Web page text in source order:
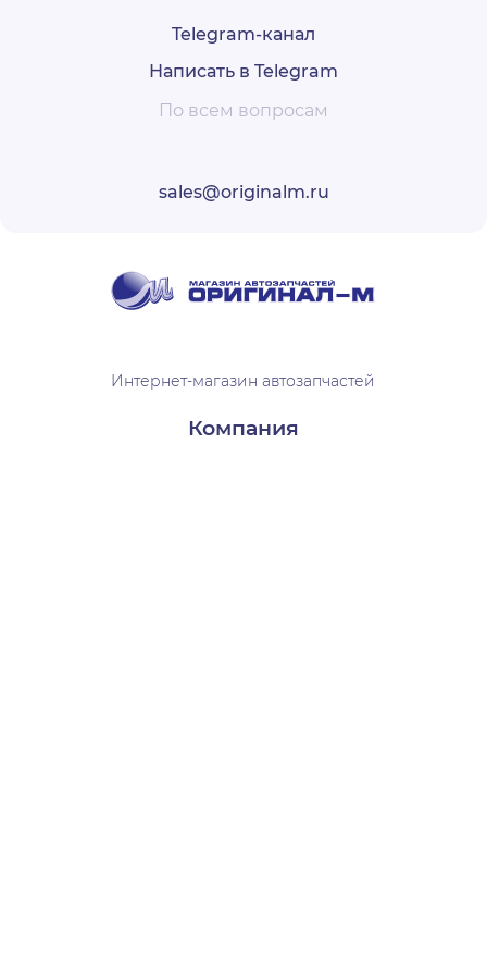
Telegram-канал
Написать в Telegram
По всем вопросам
sales@originalm.ru
Интернет-магазин автозапчастей
Компания